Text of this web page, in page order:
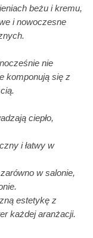
beżu i kremu,
i nowoczesne
nie
komponują się z
ciepło,
i łatwy w
w salonie,
estetykę z
każdej aranżacji.